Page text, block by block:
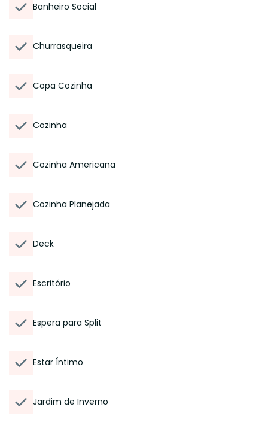
Banheiro Social
Churrasqueira
Copa Cozinha
Cozinha
Cozinha Americana
Cozinha Planejada
Deck
Escritório
Espera para Split
Estar Íntimo
Jardim de Inverno